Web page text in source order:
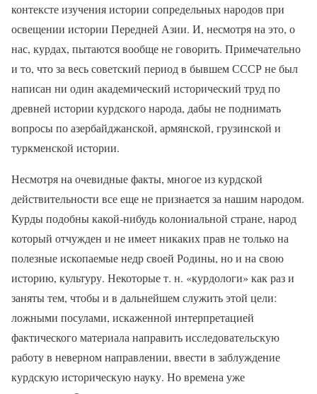
контексте изучения истории сопредельных народов при
освещении истории Передней Азии. И, несмотря на это, о
нас, курдах, пытаются вообще не говорить. Примечательно
и то, что за весь советский период в бывшем СССР не был
написан ни один академический исторический труд по
древней истории курдского народа, дабы не поднимать
вопросы по азербайджанской, армянской, грузинской и
туркменской истории.
Несмотря на очевидные факты, многое из курдской
действительности все еще не признается за нашим народом.
Курды подобны какой-нибудь колониальной стране, народ
который отчужден и не имеет никаких прав не только на
полезные ископаемые недр своей Родины, но и на свою
историю, культуру. Некоторые т. н. «курдологи» как раз и
заняты тем, чтобы и в дальнейшем служить этой цели:
ложными посулами, искаженной интерпретацией
фактического материала направить исследовательскую
работу в неверном направлении, ввести в заблуждение
курдскую историческую науку. Но времена уже